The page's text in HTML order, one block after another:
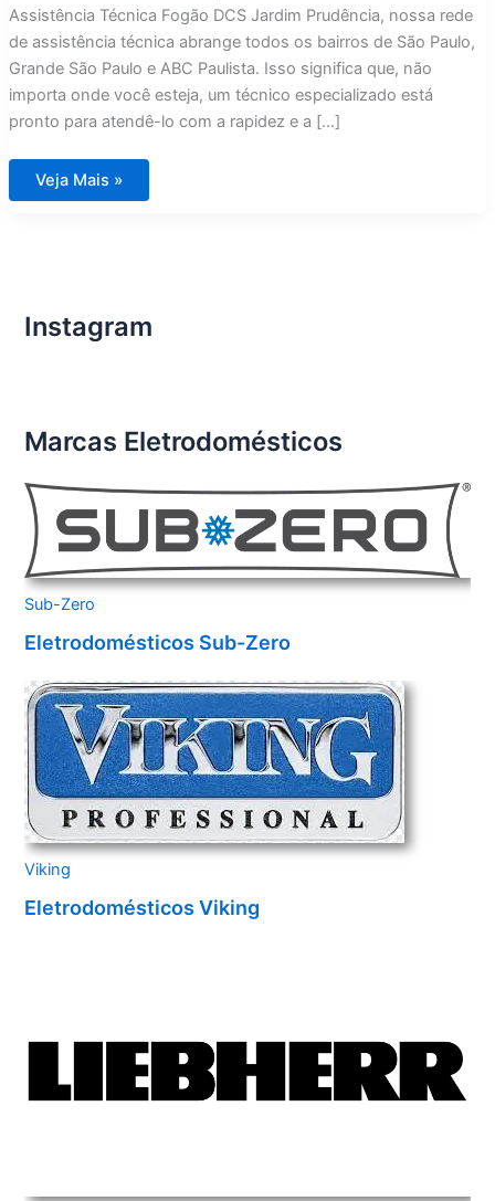
Assistência Técnica Fogão DCS Jardim Prudência, nossa rede
de assistência técnica abrange todos os bairros de São Paulo,
Grande São Paulo e ABC Paulista. Isso significa que, não
importa onde você esteja, um técnico especializado está
pronto para atendê-lo com a rapidez e a […]
Assistência
Técnica
Veja Mais »
Instagram
Marcas Eletrodomésticos
Sub-Zero
Eletrodomésticos Sub-Zero
Viking
Eletrodomésticos Viking